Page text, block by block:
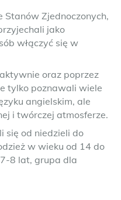
Zjednoczonych,
jako
włączyć się w
oraz poprzez
tylko poznawali wiele
angielskim, ale
i twórczej atmosferze.
się od niedzieli do
w wieku od 14 do
8 lat, grupa dla